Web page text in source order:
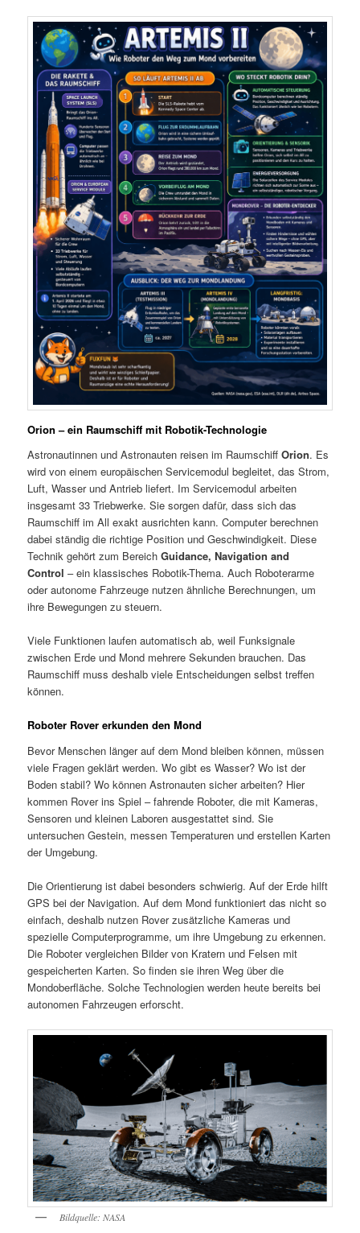
Orion – ein Raumschiff mit Robotik-Technologie
Astronautinnen und Astronauten reisen im RaumschiffOrion. Es
wird von einem europäischen Servicemodul begleitet, das Strom,
Luft, Wasser und Antrieb liefert. Im Servicemodul arbeiten
insgesamt 33 Triebwerke. Sie sorgen dafür, dass sich das
Raumschiff im All exakt ausrichten kann. Computer berechnen
dabei ständig die richtige Position und Geschwindigkeit. Diese
Technik gehört zum BereichGuidance, Navigation and
Control – ein klassisches Robotik-Thema. Auch Roboterarme
oder autonome Fahrzeuge nutzen ähnliche Berechnungen, um
ihre Bewegungen zu steuern.
Viele Funktionen laufen automatisch ab, weil Funksignale
zwischen Erde und Mond mehrere Sekunden brauchen. Das
Raumschiff muss deshalb viele Entscheidungen selbst treffen
können.
Roboter Rover erkunden den Mond
Bevor Menschen länger auf dem Mond bleiben können, müssen
viele Fragen geklärt werden. Wo gibt es Wasser? Wo ist der
Boden stabil? Wo können Astronauten sicher arbeiten? Hier
kommen Rover ins Spiel – fahrende Roboter, die mit Kameras,
Sensoren und kleinen Laboren ausgestattet sind. Sie
untersuchen Gestein, messen Temperaturen und erstellen Karten
der Umgebung.
Die Orientierung ist dabei besonders schwierig. Auf der Erde hilft
GPS bei der Navigation. Auf dem Mond funktioniert das nicht so
einfach, deshalb nutzen Rover zusätzliche Kameras und
spezielle Computerprogramme, um ihre Umgebung zu erkennen.
Die Roboter vergleichen Bilder von Kratern und Felsen mit
gespeicherten Karten. So finden sie ihren Weg über die
Mondoberfläche. Solche Technologien werden heute bereits bei
autonomen Fahrzeugen erforscht.
Bildquelle: NASA